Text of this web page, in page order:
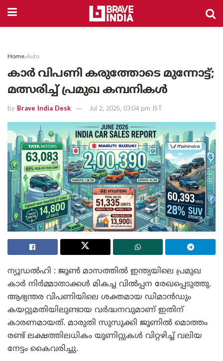
Home Auto
കാർ വിപണി കരുത്തോടെ മുന്നോട്ട്;
മത്സരിച്ച് പ്രമുഖ കമ്പനികൾ
by Brave India Desk Jul 2, 2026, 03:04 pm IST
ന്യൂഡൽഹി : ജൂൺ മാസത്തിൽ ഇന്ത്യയിലെ പ്രമുഖ
കാർ നിർമ്മാതാക്കൾ മികച്ച വിൽപ്പന രേഖപ്പെടുത്തു.
ആഭ്യന്തര വിപണിയിലെ ശക്തമായ ഡിമാൻഡും
കയറ്റുമതിയിലുണ്ടായ വർദ്ധനവുമാണ് ഇതിന്
കാരണമായത്. മാരുതി സുസുക്കി ജൂണിൽ മൊത്തം
രണ്ട് ലക്ഷത്തിലധികം യൂണിറ്റുകൾ വിറ്റഴിച്ച് വലിയ
നേട്ടം കൈവരിച്ചു.